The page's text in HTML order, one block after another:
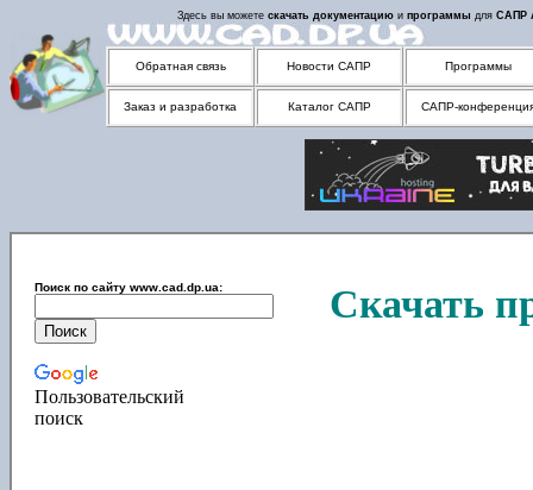
Здесь вы можете скачать документацию и программы для САПР
Обратная связь Новости САПР Программы
Заказ и разработка Каталог САПР САПР-
Поиск по сайту www.cad.dp.ua:
Пользовательский
поиск
Скачать